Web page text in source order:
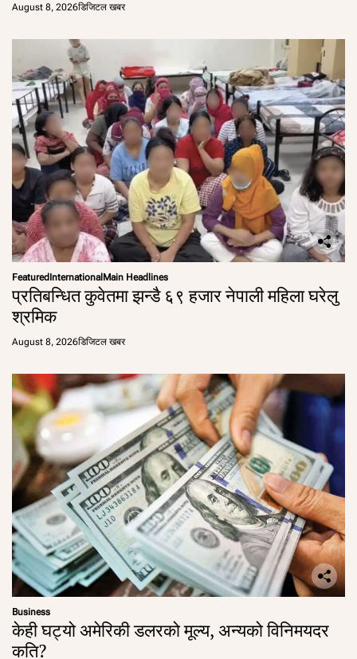
August 8, 2026डिजिटल खबर
FeaturedInternationalMain Headlines
प्रतिबन्धित कुवेतमा झन्डै ६९ हजार नेपाली महिला घरेलु
श्रमिक
August 8, 2026डिजिटल खबर
Business
केही घट्यो अमेरिकी डलरको मूल्य, अन्यको विनिमयदर
कति?